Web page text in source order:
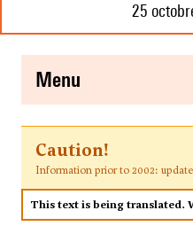
25
menu
Caution!
Information prior to 2002:
This text is being translated.